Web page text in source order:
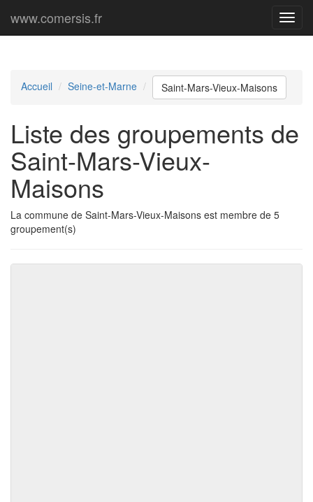
Menu
www.comersis.fr
Accueil Seine-et-Marne Saint-Mars-Vieux-Maisons
Liste des groupements de
Saint-Mars-Vieux-
Maisons
La commune de Saint-Mars-Vieux-Maisons est membre de 5
groupement(s)